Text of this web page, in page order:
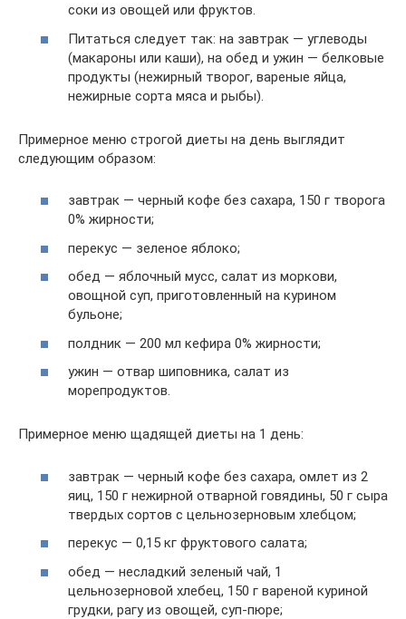
соки из овощей или фруктов.
Питаться следует так: на завтрак — углеводы
(макароны или каши), на обед и ужин — белковые
продукты (нежирный творог, вареные яйца,
нежирные сорта мяса и рыбы).
Примерное меню строгой диеты на день выглядит
следующим образом:
завтрак — черный кофе без сахара, 150 г творога
0% жирности;
перекус — зеленое яблоко;
обед — яблочный мусс, салат из моркови,
овощной суп, приготовленный на курином
бульоне;
полдник — 200 мл кефира 0% жирности;
ужин — отвар шиповника, салат из
морепродуктов.
Примерное меню щадящей диеты на 1 день:
завтрак — черный кофе без сахара, омлет из 2
яиц, 150 г нежирной отварной говядины, 50 г сыра
твердых сортов с цельнозерновым хлебцом;
перекус — 0,15 кг фруктового салата;
обед — несладкий зеленый чай, 1
цельнозерновой хлебец, 150 г вареной куриной
грудки, рагу из овощей, суп-пюре;